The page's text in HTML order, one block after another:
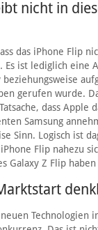
nicht in
das iPhone Flip
Es ist lediglich eine
gerufen wurde.
dass Apple
Samsung
Sinn. Logisch ist
Flip nahezu
Galaxy Z Flip
Technologien